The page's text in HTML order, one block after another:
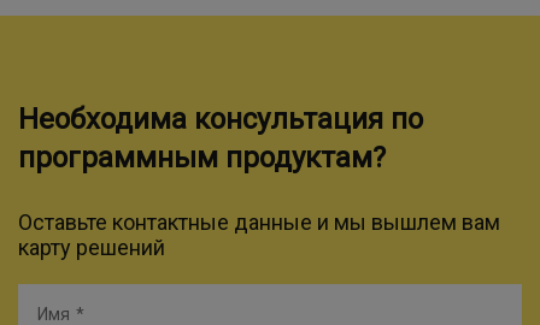
Необходима консультация по
программным продуктам?
Оставьте контактные данные и мы вышлем вам
карту решений
Имя